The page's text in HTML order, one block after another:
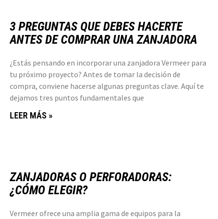
3 PREGUNTAS QUE DEBES HACERTE
ANTES DE COMPRAR UNA ZANJADORA
¿Estás pensando en incorporar una zanjadora Vermeer para
tu próximo proyecto? Antes de tomar la decisión de
compra, conviene hacerse algunas preguntas clave. Aquí te
dejamos tres puntos fundamentales que
LEER MÁS »
ZANJADORAS O PERFORADORAS:
¿CÓMO ELEGIR?
Vermeer ofrece una amplia gama de equipos para la